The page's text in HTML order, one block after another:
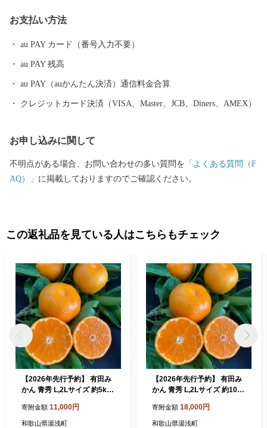
が伝統として受け継がれている「美味しい日本遺産」ともいえる
お支払い方法
au PAY カード（番号入力不要）
au PAY 残高
au PAY（auかんたん決済）通信料金合算
クレジットカード決済（VISA、Master、JCB、Diners、AMEX）
お申し込みに関して
不明点がある場合、お問い合わせの多い質問を 「よくある質問（F
AQ）」 に掲載しておりますのでご確認ください。
この返礼品を見ている人はこちらもチェック
【2026年先行予約】 有田み
かん 青秀 L,2Lサイズ 約5kg
ん 有田みかん 和歌山 贈答 ギ
フト】_BF6010n
寄附金額 11,000円
和歌山県湯浅町
【2026年先行予約】 有田み
かん 青秀 L,2Lサイズ 約10kg
ん 有田みかん 和歌山 贈答 ギ
フト】_BF6008n
寄附金額 18,000円
和歌山県湯浅町